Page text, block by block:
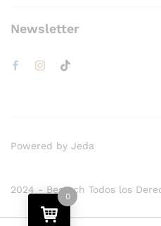
Newsletter
2024 - Bestech Todos los
Powered by Jeda
0